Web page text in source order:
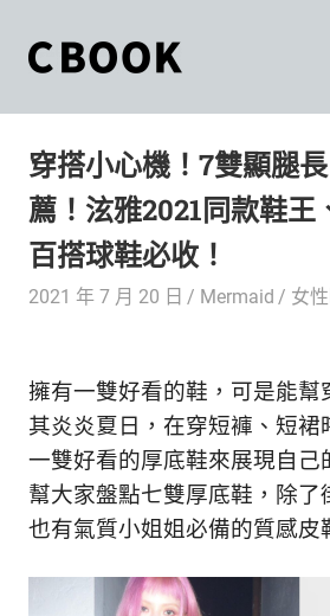
content
和
你
一
起
出
自
己
的
World.」
是
一
本
最
妳
生
雜
誌。
精
穿搭小心機！7雙顯腿
薦！泫雅2021同款鞋王
百搭球鞋必收！
2021 年 7 月 20 日 Mermaid 女
擁有一雙好看的鞋，可是能幫
其炎炎夏日，在穿短褲、短裙
一雙好看的厚底鞋來展現自己
幫大家盤點七雙厚底鞋，除了
也有氣質小姐姐必備的質感皮